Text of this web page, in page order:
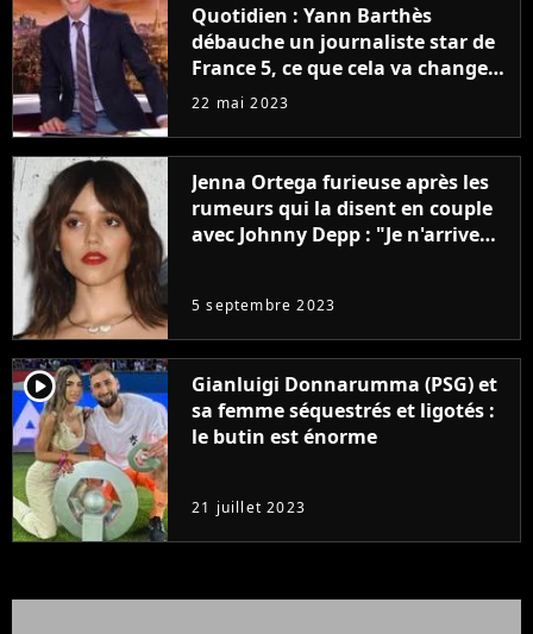
Quotidien : Yann Barthès
débauche un journaliste star de
France 5, ce que cela va changer
à la rentrée
22 mai 2023
Jenna Ortega furieuse après les
rumeurs qui la disent en couple
avec Johnny Depp : "Je n'arrive
5 septembre 2023
player2
Gianluigi Donnarumma (PSG) et
sa femme séquestrés et ligotés :
le butin est énorme
21 juillet 2023